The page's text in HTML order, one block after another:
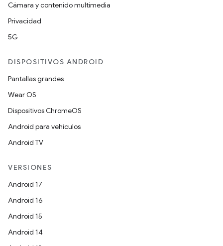
Cámara y contenido multimedia
Privacidad
5G
DISPOSITIVOS ANDROID
Pantallas grandes
Wear OS
Dispositivos ChromeOS
Android para vehículos
Android TV
VERSIONES
Android 17
Android 16
Android 15
Android 14